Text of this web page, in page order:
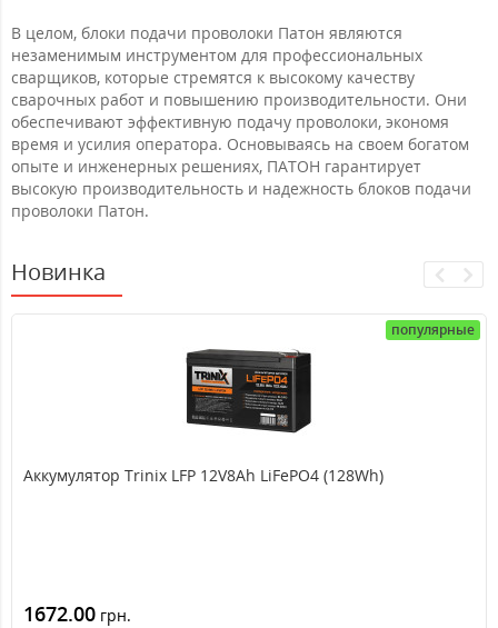
В целом, блоки подачи проволоки Патон являются
незаменимым инструментом для профессиональных
сварщиков, которые стремятся к высокому качеству
сварочных работ и повышению производительности. Они
обеспечивают эффективную подачу проволоки, экономя
время и усилия оператора. Основываясь на своем богатом
опыте и инженерных решениях, ПАТОН гарантирует
высокую производительность и надежность блоков подачи
проволоки Патон.
Новинка
популярные
Аккумулятор Trinix LFP 12V8Ah LiFePO4 (128Wh)
1672.00 грн.